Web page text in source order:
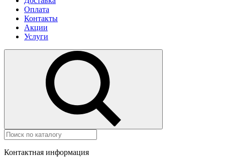
Оплата
Контакты
Акции
Услуги
Контактная информация